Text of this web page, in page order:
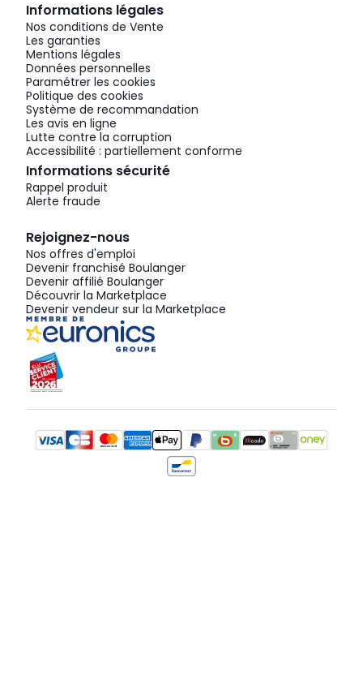
Informations légales
Nos conditions de Vente
Les garanties
Mentions légales
Données personnelles
Paramétrer les cookies
Politique des cookies
Système de recommandation
Les avis en ligne
Lutte contre la corruption
Accessibilité : partiellement conforme
Informations sécurité
Rappel produit
Alerte fraude
Rejoignez-nous
Nos offres d'emploi
Devenir franchisé Boulanger
Devenir affilié Boulanger
Découvrir la Marketplace
Devenir vendeur sur la Marketplace